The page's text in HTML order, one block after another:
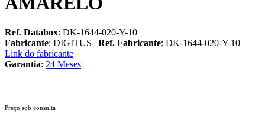
Ref. Databox: DK-1644-020-Y-10
Fabricante: DIGITUS | Ref. Fabricante: DK-1644-020-Y-10
Link do fabricante
Garantia: 24 Meses
Preço sob consulta